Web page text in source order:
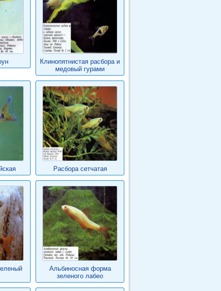
Клинопятнистая расбора и
медовый гурами
Расбора сетчатая
Альбиносная форма
зеленого лабео